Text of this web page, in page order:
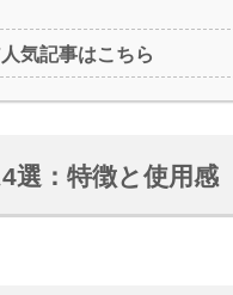
気記事はこちら
選：特徴と使用感